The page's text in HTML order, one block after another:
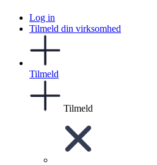
Log in
Tilmeld din virksomhed
Tilmeld
Tilmeld